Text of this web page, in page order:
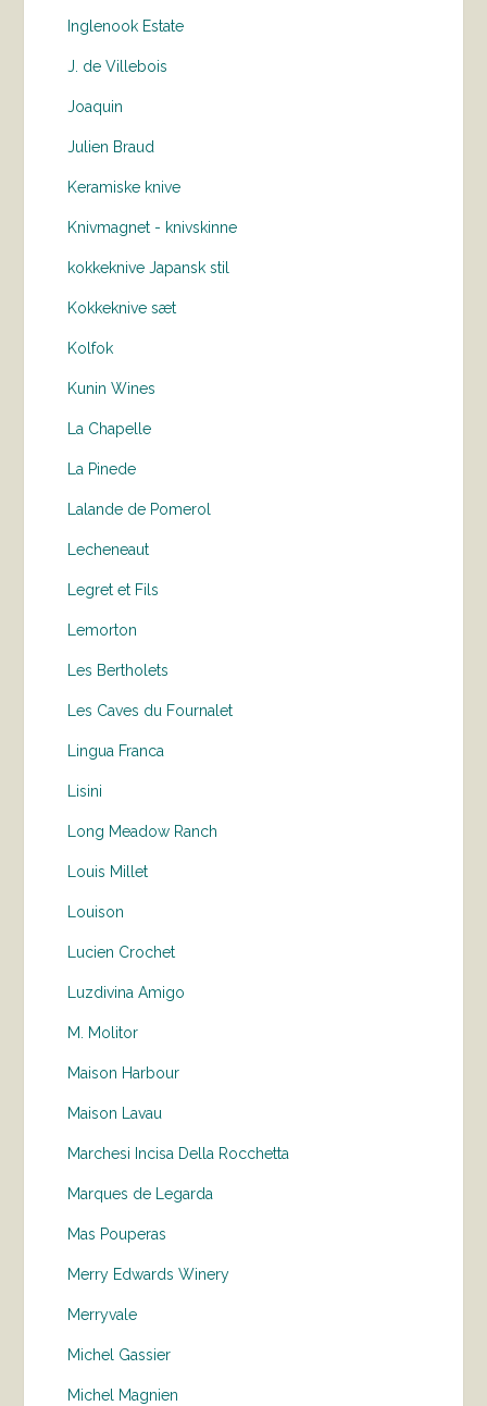
Inglenook Estate
J. de Villebois
Joaquin
Julien Braud
Keramiske knive
Knivmagnet - knivskinne
kokkeknive Japansk stil
Kokkeknive sæt
Kolfok
Kunin Wines
La Chapelle
La Pinede
Lalande de Pomerol
Lecheneaut
Legret et Fils
Lemorton
Les Bertholets
Les Caves du Fournalet
Lingua Franca
Lisini
Long Meadow Ranch
Louis Millet
Louison
Lucien Crochet
Luzdivina Amigo
M. Molitor
Maison Harbour
Maison Lavau
Marchesi Incisa Della Rocchetta
Marques de Legarda
Mas Pouperas
Merry Edwards Winery
Merryvale
Michel Gassier
Michel Magnien